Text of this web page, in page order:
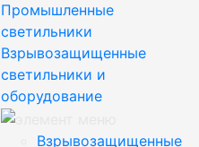
Промышленные
светильники
Взрывозащищенные
светильники и
оборудование
Взрывозащищенные